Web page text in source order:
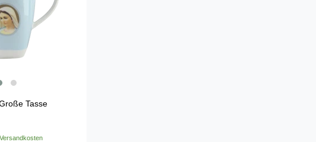
Tasse
Versandkosten